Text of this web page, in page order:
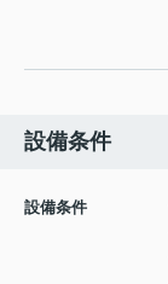
設備条件
設備条件